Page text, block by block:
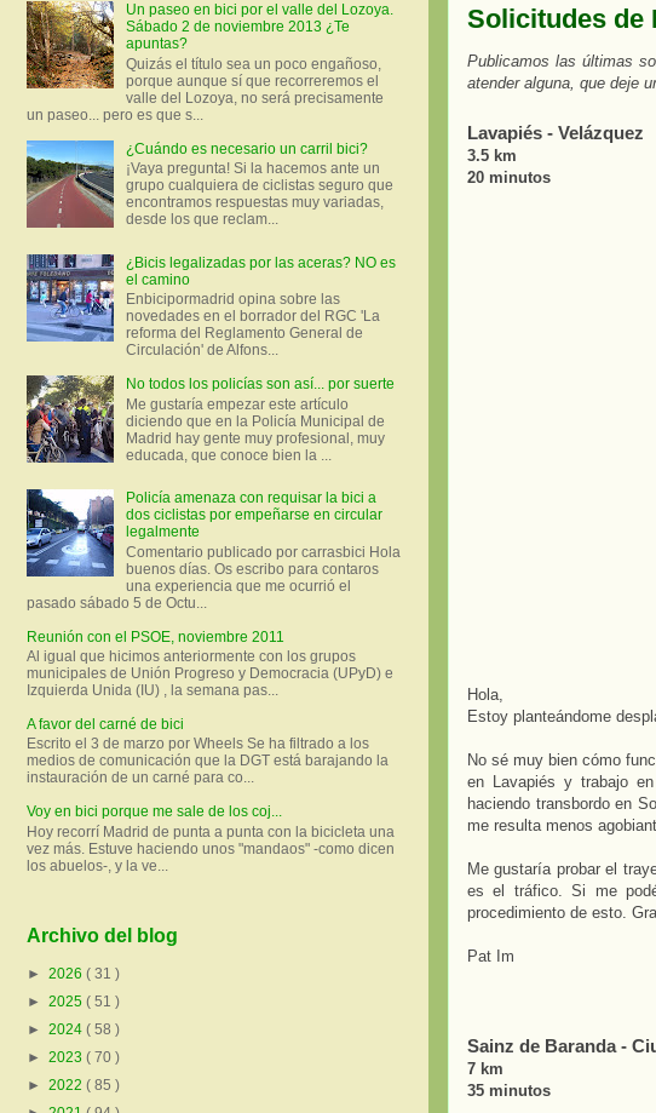
Solicitudes de
Publicamos las últimas
atender alguna, que deje
Lavapiés - Velázquez
3.5 km
20 minutos
Hola,
Estoy planteándome
No sé muy bien cómo
en Lavapiés y trabajo
haciendo transbordo en
me resulta menos
Me gustaría probar el
es el tráfico. Si me
procedimiento de esto.
Pat Im
Sainz de Baranda -
7 km
35 minutos
Un paseo en bici por el valle del Lozoya.
Sábado 2 de noviembre 2013 ¿Te
apuntas?
Quizás el título sea un poco engañoso,
porque aunque sí que recorreremos el
valle del Lozoya, no será precisamente
un paseo... pero es que s...
¿Cuándo es necesario un carril bici?
¡Vaya pregunta! Si la hacemos ante un
grupo cualquiera de ciclistas seguro que
encontramos respuestas muy variadas,
desde los que reclam...
¿Bicis legalizadas por las aceras? NO es
el camino
Enbicipormadrid opina sobre las
novedades en el borrador del RGC 'La
reforma del Reglamento General de
Circulación' de Alfons...
No todos los policías son así... por suerte
Me gustaría empezar este artículo
diciendo que en la Policía Municipal de
Madrid hay gente muy profesional, muy
educada, que conoce bien la ...
Policía amenaza con requisar la bici a
dos ciclistas por empeñarse en circular
legalmente
Comentario publicado por carrasbici Hola
buenos días. Os escribo para contaros
una experiencia que me ocurrió el
pasado sábado 5 de Octu...
Reunión con el PSOE, noviembre 2011
Al igual que hicimos anteriormente con los grupos
municipales de Unión Progreso y Democracia (UPyD) e
Izquierda Unida (IU) , la semana pas...
A favor del carné de bici
Escrito el 3 de marzo por Wheels Se ha filtrado a los
medios de comunicación que la DGT está barajando la
instauración de un carné para co...
Voy en bici porque me sale de los coj...
Hoy recorrí Madrid de punta a punta con la bicicleta una
vez más. Estuve haciendo unos "mandaos" -como dicen
los abuelos-, y la ve...
Archivo del blog
► 2026 ( 31 )
► 2025 ( 51 )
► 2024 ( 58 )
► 2023 ( 70 )
► 2022 ( 85 )